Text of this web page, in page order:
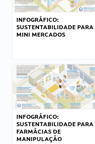
INFOGRÁFICO:
SUSTENTABILIDADE PARA
MINI MERCADOS
INFOGRÁFICO:
SUSTENTABILIDADE PARA
FARMÁCIAS DE
MANIPULAÇÃO